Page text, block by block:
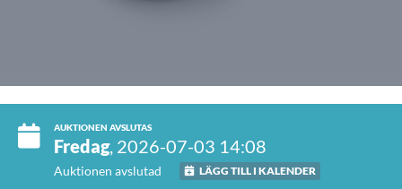
AUKTIONEN AVSLUTAS
Fredag, 2026-07-03 14:08
Auktionen avslutad LÄGG TILL I KALENDER